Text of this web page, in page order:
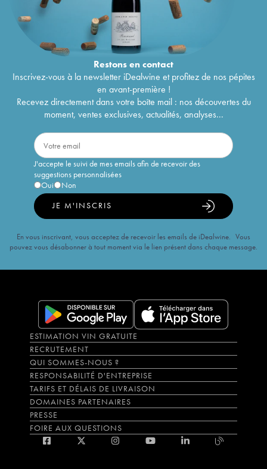
Restons encontact
Inscrivez-vous à la newsletter iDealwine et profitez de nos pépites
en avant-première !
Recevez directement dans votre boîte mail : nos découvertes du
moment, ventes exclusives, actualités, analyses...
J'accepte le suivi de mes emails afin de recevoir des
suggestions personnalisées
Oui
Non
JE M'INSCRIS
En vous inscrivant, vous acceptez de recevoir les emails de iDealwine. Vous
pouvez vous désabonner à tout moment via le lien présent dans chaque message.
ESTIMATION VIN GRATUITE
RECRUTEMENT
QUI SOMMES-NOUS ?
RESPONSABILITÉ D'ENTREPRISE
TARIFS ET DÉLAIS DE LIVRAISON
DOMAINES PARTENAIRES
PRESSE
FOIRE AUX QUESTIONS